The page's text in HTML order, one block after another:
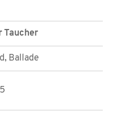
Taucher
Ballade